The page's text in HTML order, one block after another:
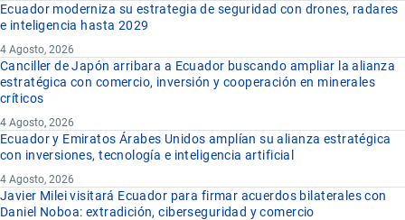
Ecuador moderniza su estrategia de seguridad con drones, radares
e inteligencia hasta 2029
4 Agosto, 2026
Canciller de Japón arribara a Ecuador buscando ampliar la alianza
estratégica con comercio, inversión y cooperación en minerales
críticos
4 Agosto, 2026
Ecuador y Emiratos Árabes Unidos amplían su alianza estratégica
con inversiones, tecnología e inteligencia artificial
4 Agosto, 2026
Javier Milei visitará Ecuador para firmar acuerdos bilaterales con
Daniel Noboa: extradición, ciberseguridad y comercio